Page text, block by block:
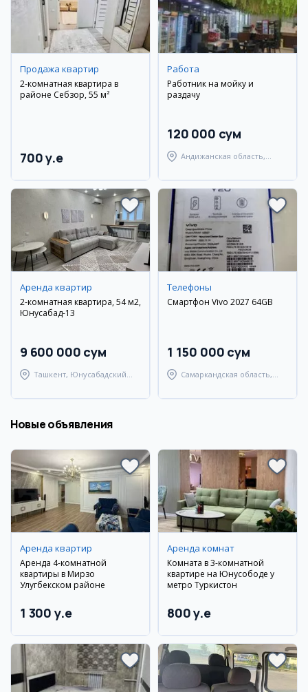
Продажа квартир
2-комнатная квартира в
районе Себзор, 55 м²
700 y.e
Работа
Работник на мойку и
раздачу
120 000 сум
Андижанская область,
Аренда квартир
2-комнатная квартира, 54 м2,
Юнусабад-13
9 600 000 сум
Ташкент, Юнусабадский
Телефоны
Смартфон Vivo 2027 64GB
1 150 000 сум
Самаркандская область,
Новые объявления
Аренда квартир
Аренда 4-комнатной
квартиры в Мирзо
Улугбекском районе
1 300 y.e
Аренда комнат
Комната в 3-комнатной
квартире на Юнусободе у
метро Туркистон
800 y.e